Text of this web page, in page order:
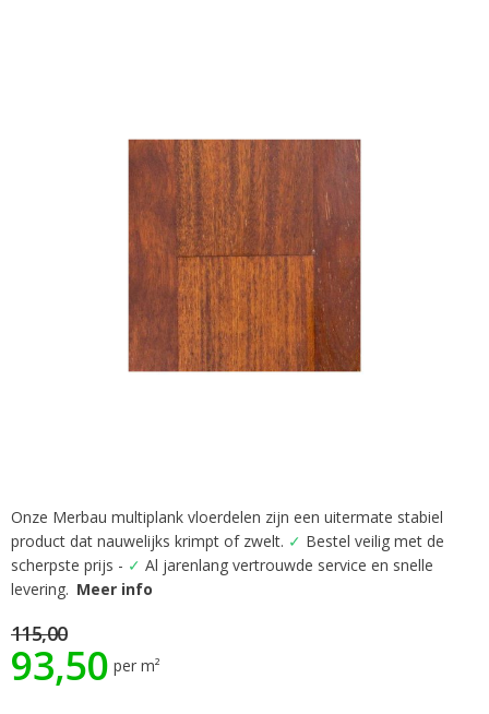
Ga
naar
het
begin
de
afbeeldingen-
gallerij
Onze Merbau multiplank vloerdelen zijn een uitermate stabiel
product dat nauwelijks krimpt of zwelt. ✓ Bestel veilig met de
scherpste prijs - ✓ Al jarenlang vertrouwde service en snelle
levering. Meer info
115,00
93,50 per m²